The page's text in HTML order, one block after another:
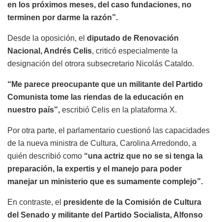
en los próximos meses, del caso fundaciones, no
terminen por darme la razón”.
Desde la oposición, el diputado de Renovación
Nacional, Andrés Celis, criticó especialmente la
designación del otrora subsecretario Nicolás Cataldo.
“Me parece preocupante que un militante del Partido
Comunista tome las riendas de la educación en
nuestro país”, escribió Celis en la plataforma X.
Por otra parte, el parlamentario cuestionó las capacidades
de la nueva ministra de Cultura, Carolina Arredondo, a
quién describió como “una actriz que no se si tenga la
preparación, la expertis y el manejo para poder
manejar un ministerio que es sumamente complejo”.
En contraste, el presidente de la Comisión de Cultura
del Senado y militante del Partido Socialista, Alfonso